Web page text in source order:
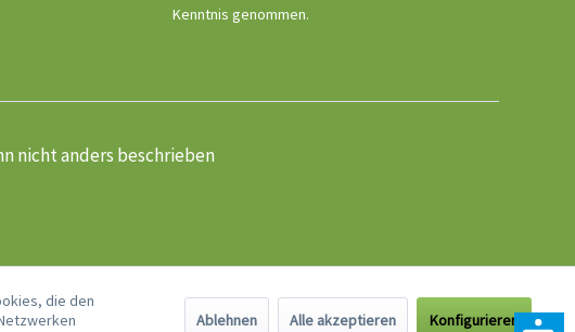
Kenntnis genommen.
nicht anders beschrieben
die den
Ablehnen Alle akzeptieren Konfigurieren